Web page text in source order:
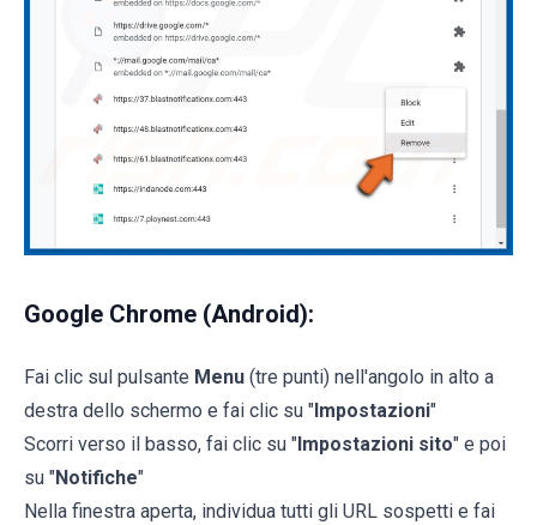
Google Chrome (Android):
Fai clic sul pulsante Menu (tre punti) nell'angolo in alto a
destra dello schermo e fai clic su "Impostazioni"
Scorri verso il basso, fai clic su "Impostazioni sito" e poi
su "Notifiche"
Nella finestra aperta, individua tutti gli URL sospetti e fai